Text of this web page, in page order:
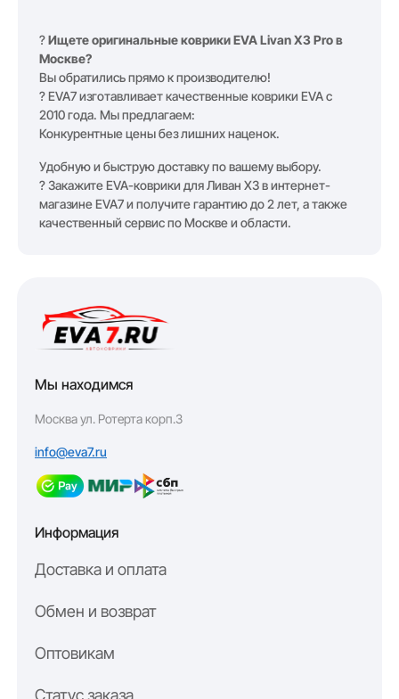
?Ищете оригинальные коврики EVA Livan X3 Pro в
Москве?
Вы обратились прямо к производителю!
? EVA7 изготавливает качественные коврики EVA с
2010 года. Мы предлагаем:
Конкурентные цены без лишних наценок.
Удобную и быструю доставку по вашему выбору.
? Закажите EVA-коврики для Ливан Х3 в интернет-
магазине EVA7 и получите гарантию до 2 лет, а также
качественный сервис по Москве и области.
Мы находимся
Москва ул. Ротерта корп.3
info@eva7.ru
Информация
Доставка и оплата
Обмен и возврат
Оптовикам
Статус заказа